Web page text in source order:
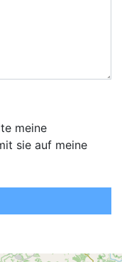
meine
sie auf meine